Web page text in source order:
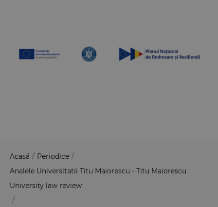
Acasă / Periodice /
Analele Universitatii Titu Maiorescu - Titu Maiorescu
University law review
/